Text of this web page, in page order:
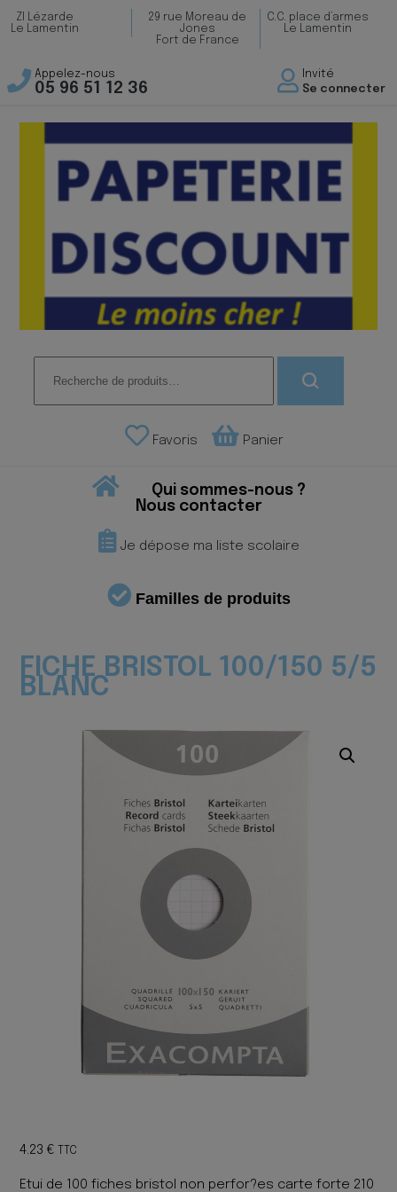
ZI Lézarde
Le Lamentin
29 rue Moreau de
Jones
Fort de France
C.C. place d’armes
Le Lamentin
Appelez-nous
05 96 51 12 36
Invité
Se connecter
pour :
Favoris Panier
Qui sommes-nous ?
Nous contacter
Je dépose ma liste scolaire
Familles de produits
FICHE BRISTOL 100/150 5/5
BLANC
4.23€ TTC
Etui de 100 fiches bristol non perfor?es carte forte 210